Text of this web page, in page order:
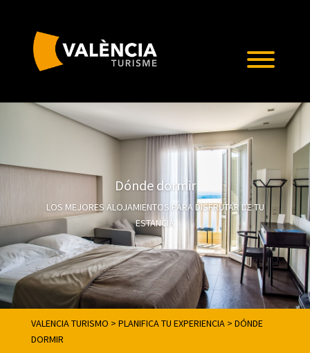
Dónde dormir
LOS MEJORES ALOJAMIENTOS PARA DISFRUTAR DE TU
ESTANCIA
VALENCIA TURISMO > PLANIFICA TU EXPERIENCIA> DÓNDE
DORMIR